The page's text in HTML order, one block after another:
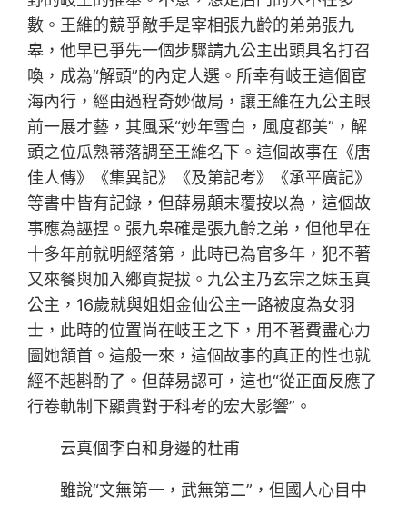
數。王維的競爭敵手是宰相張九齡的弟弟張九
皋，他早已爭先一個步驟請九公主出頭具名打召
喚，成為“解頭”的內定人選。所幸有岐王這個宦
海內行，經由過程奇妙做局，讓王維在九公主眼
前一展才藝，其風采“妙年雪白，風度都美”，解
頭之位瓜熟蒂落調至王維名下。這個故事在《唐
佳人傳》《集異記》《及第記考》《承平廣記》
等書中皆有記錄，但薛易顛末覆按以為，這個故
事應為誣捏。張九皋確是張九齡之弟，但他早在
十多年前就明經落第，此時已為官多年，犯不著
又來餐與加入鄉貢提拔。九公主乃玄宗之妹玉真
公主，16歲就與姐姐金仙公主一路被度為女羽
士，此時的位置尚在岐王之下，用不著費盡心力
圖她頷首。這般一來，這個故事的真正的性也就
經不起斟酌了。但薛易認可，這也“從正面反應了
行卷軌制下顯貴對于科考的宏大影響”。
云真個李白和身邊的杜甫
雖說“文無第一，武無第二”，但國人心目中